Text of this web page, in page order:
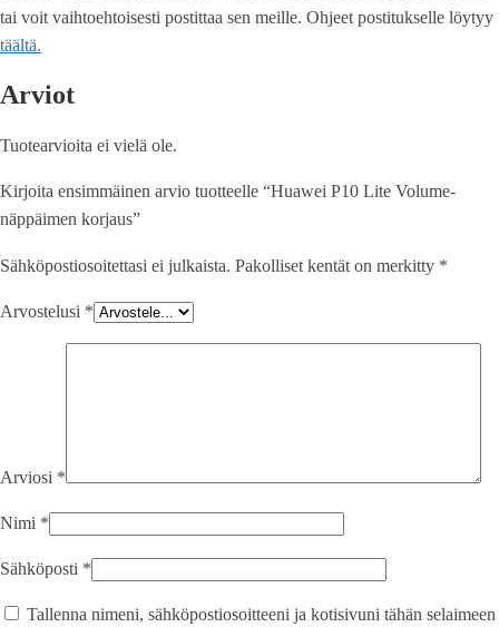
tai voit vaihtoehtoisesti postittaa sen meille. Ohjeet postitukselle löytyy
täältä.
Arviot
Tuotearvioita ei vielä ole.
Kirjoita ensimmäinen arvio tuotteelle “Huawei P10 Lite Volume-
näppäimen korjaus”
Sähköpostiosoitettasi ei julkaista. Pakolliset kentät on merkitty *
Arvostelusi *
Arviosi *
Nimi *
Sähköposti *
Tallenna nimeni, sähköpostiosoitteeni ja kotisivuni tähän selaimeen